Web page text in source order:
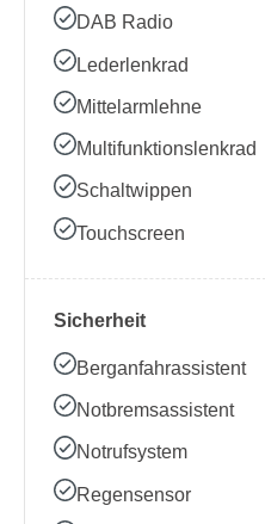
DAB Radio
Lederlenkrad
Mittelarmlehne
Multifunktionslenkrad
Schaltwippen
Touchscreen
Sicherheit
Berganfahrassistent
Notbremsassistent
Notrufsystem
Regensensor